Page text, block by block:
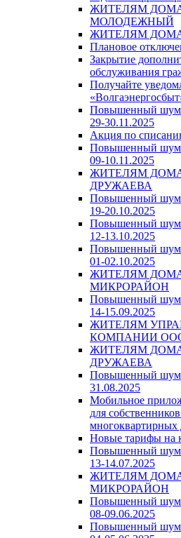
ЖИТЕЛЯМ ДОМА
МОЛОДЕЖНЫЙ
ЖИТЕЛЯМ
Плановое
Закрытие
обслуживания
Получайте
Повышенный шум
29-30.11.2025
Акция по
Повышенный шум
09-10.11.2025
ЖИТЕЛЯМ
ДРУЖАЕВА
Повышенный шум
19-20.10.2025
Повышенный шум
12-13.10.2025
Повышенный шум
01-02.10.2025
ЖИТЕЛЯМ ДОМА
МИКРОРАЙОН
Повышенный шум
14-15.09.2025
ЖИТЕЛЯМ
КОМПАНИИ
ЖИТЕЛЯМ
ДРУЖАЕВА
Повышенный шум
31.08.2025
Мобильное
для
многоквартирных
Новые тарифы на
Повышенный шум
13-14.07.2025
ЖИТЕЛЯМ ДОМА
МИКРОРАЙОН
Повышенный шум
08-09.06.2025
Повышенный шум